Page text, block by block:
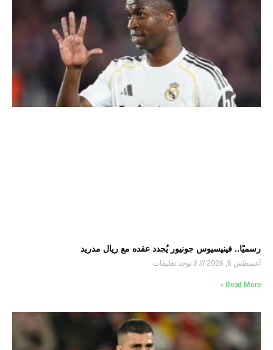
رسميًا.. فينيسيوس جونيور يُجدد عقده مع ريال مدريد
أغسطس 6, 2026 لا توجد تعليقات
Read More »